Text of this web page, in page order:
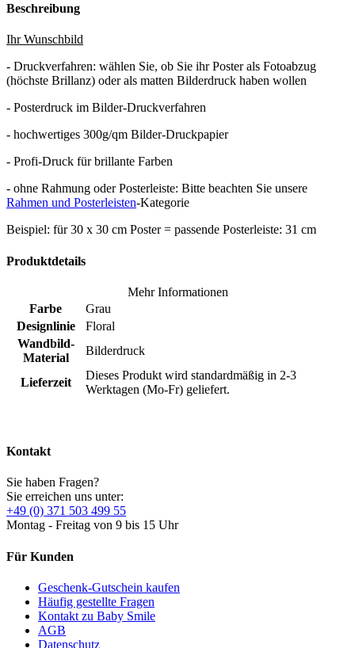
Beschreibung
Ihr Wunschbild
- Druckverfahren: wählen Sie, ob Sie ihr Poster als Fotoabzug
(höchste Brillanz) oder als matten Bilderdruck haben wollen
- Posterdruck im Bilder-Druckverfahren
- hochwertiges 300g/qm Bilder-Druckpapier
- Profi-Druck für brillante Farben
- ohne Rahmung oder Posterleiste: Bitte beachten Sie unsere
Rahmen und Posterleisten-Kategorie
Beispiel: für 30 x 30 cm Poster = passende Posterleiste: 31 cm
Produktdetails
Mehr Informationen
Farbe
Grau
Designlinie
Floral
Wandbild-
Material
Bilderdruck
Lieferzeit
Dieses Produkt wird standardmäßig in 2-3
Werktagen (Mo-Fr) geliefert.
Kontakt
Sie haben Fragen?
Sie erreichen uns unter:
+49 (0) 371 503 499 55
Montag - Freitag von 9 bis 15 Uhr
Für Kunden
Geschenk-Gutschein kaufen
Häufig gestellte Fragen
Kontakt zu Baby Smile
AGB
Datenschutz